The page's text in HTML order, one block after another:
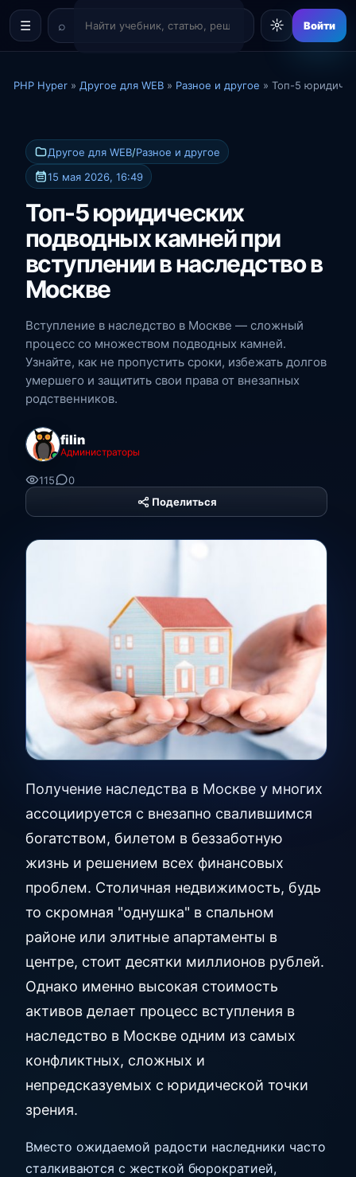
☰ ☼ Войти
PHP Hyper » Другое для WEB » Разное и другое » Топ-5
Другое для WEB/Разное и другое
15 мая 2026, 16:49
Топ-5 юридических
подводных камней при
вступлении в наследство в
Москве
Вступление в наследство в Москве — сложный
процесс со множеством подводных камней.
Узнайте, как не пропустить сроки, избежать долгов
умершего и защитить свои права от внезапных
родственников.
filin
Администраторы
115
0
Поделиться
Получение наследства в Москве у многих
ассоциируется с внезапно свалившимся
богатством, билетом в беззаботную
жизнь и решением всех финансовых
проблем. Столичная недвижимость, будь
то скромная "однушка" в спальном
районе или элитные апартаменты в
центре, стоит десятки миллионов рублей.
Однако именно высокая стоимость
активов делает процесс вступления в
наследство в Москве одним из самых
конфликтных, сложных и
непредсказуемых с юридической точки
зрения.
Вместо ожидаемой радости наследники часто
сталкиваются с жесткой бюрократией,